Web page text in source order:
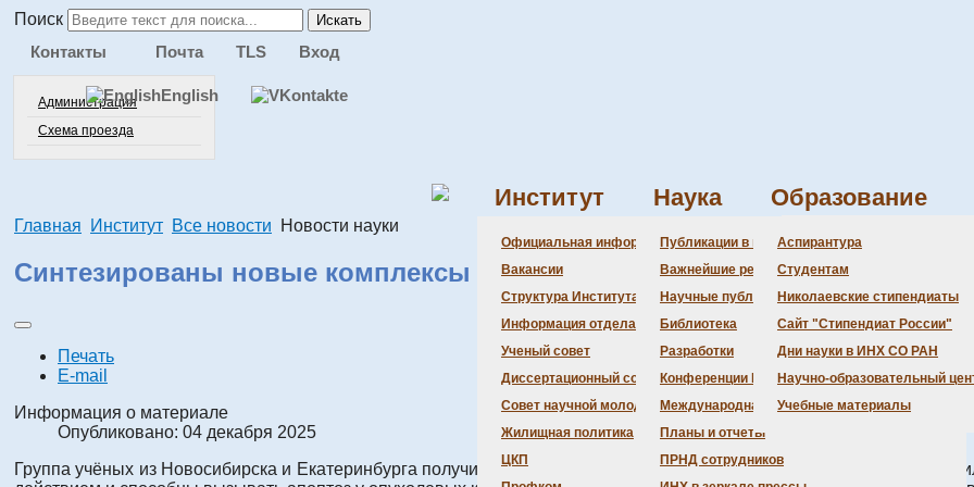
Поиск Искать
Контакты
Администрация
Схема проезда
Почта TLS Вход
English
Институт
Официальная информация
Администрация
Бланки
История Института
Локальные акты
Противодействие
Вакансии
Структура Института
Информация отдела кадров
Документация
Ученый совет
Состав совета
Повестка дня заседаний
Информация ученого
Диссертационный совет
Состав совета
Даты защит диссертаций
Шифры специальностей
Объявления о защитах
Предварительное
Совет научной молодежи
Состав СНМ
Жилищная политика
ЦКП
Новости науки
Награды
Наука
Публикации в ведущих журналах
Важнейшие результаты
Научные публикации сотрудников
Библиотека
Разработки
Конференции Института
Международная деятельность
Планы и отчеты
ПРНД сотрудников
Образование
Аспирантура
Студентам
Николаевские стипендиаты
Сайт "Стипендиат России"
Дни науки в ИНХ СО РАН
Научно-образовательный
Учебные материалы
Главная Институт Все новости Новости науки
Синтезированы новые комплексы меди с противоопухолевой
Печать
E-mail
Информация о материале
Опубликовано: 04 декабря 2025
Группа учёных из Новосибирска и Екатеринбурга получила соединения двухвалентной меди на основе 2-